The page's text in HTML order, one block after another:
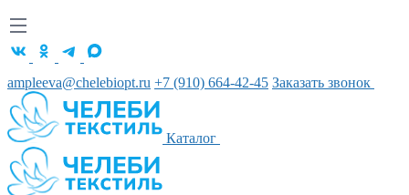
ampleeva@chelebiopt.ru +7 (910) 664-42-45 Заказать звонок
Каталог